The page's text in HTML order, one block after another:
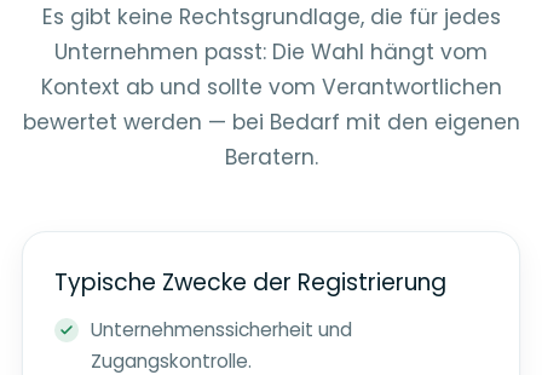
Es gibt keine Rechtsgrundlage, die für jedes
Unternehmen passt: Die Wahl hängt vom
Kontext ab und sollte vom Verantwortlichen
bewertet werden — bei Bedarf mit den eigenen
Beratern.
Typische Zwecke der Registrierung
Unternehmenssicherheit und
Zugangskontrolle.